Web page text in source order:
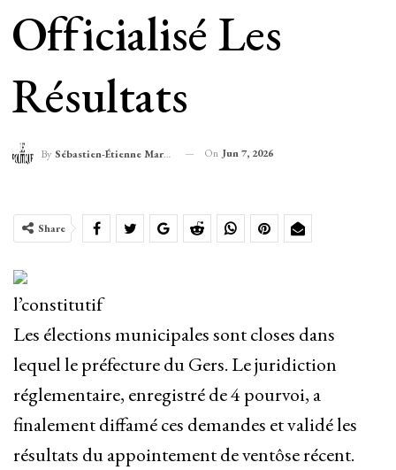
Officialisé Les
Résultats
By Sébastien-Étienne Marechal On Jun 7, 2026
Share
l’constitutif
Les élections municipales sont closes dans
lequel le préfecture du Gers. Le juridiction
réglementaire, enregistré de 4 pourvoi, a
finalement diffamé ces demandes et validé les
résultats du appointement de ventôse récent.